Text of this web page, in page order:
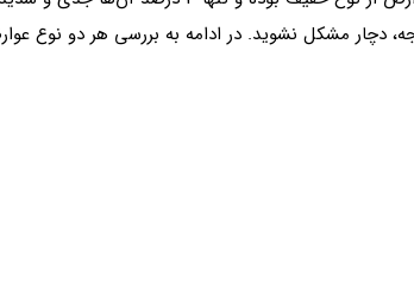
و سرگیجه، دچار مشکل نشوید. در ادامه به بررسی هر دو نوع